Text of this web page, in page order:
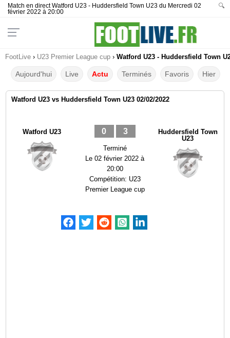
Match en direct Watford U23 - Huddersfield Town U23 du Mercredi 02
février 2022 à 20:00
🔍
FootLive › U23 Premier League cup › Watford U23 - Huddersfield Town
Aujourd'hui Live Actu Terminés Favoris Hier
Watford U23 vs Huddersfield Town U23 02/02/2022
Watford U23 0 3
Terminé
Le02 février 2022 à
20:00
Compétition: U23
Premier League cup
Huddersfield Town
U23